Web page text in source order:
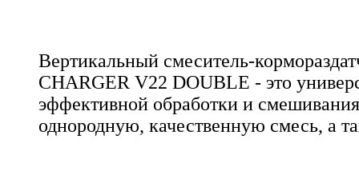
Вертикальный смеситель-
CHARGER V22 DOUBLE - это
эффективной обработки и
однородную, качественную смесь, а